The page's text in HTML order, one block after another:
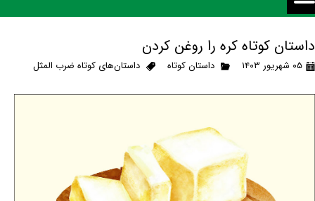
داستان کوتاه کره را روغن کردن
۰۵ شهریور ۱۴۰۳ داستان کوتاه داستان‌های کوتاه ضرب المثل